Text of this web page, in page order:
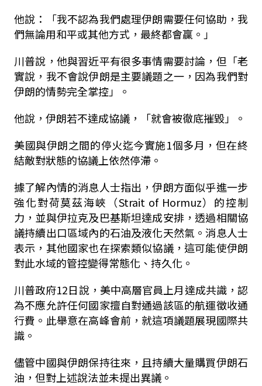
他說：「我不認為我們處理伊朗需要任何協助，我
們無論用和平或其他方式，最終都會贏。」
川普說，他與習近平有很多事情需要討論，但「老
實說，我不會說伊朗是主要議題之一，因為我們對
伊朗的情勢完全掌控」。
他說，伊朗若不達成協議，「就會被徹底摧毀」。
美國與伊朗之間的停火迄今實施1個多月，但在終
結敵對狀態的協議上依然停滯。
據了解內情的消息人士指出，伊朗方面似乎進一步
強化對荷莫茲海峽（Strait of Hormuz）的控制
力，並與伊拉克及巴基斯坦達成安排，透過相關協
議持續出口區域內的石油及液化天然氣。消息人士
表示，其他國家也在探索類似協議，這可能使伊朗
對此水域的管控變得常態化、持久化。
川普政府12日說，美中高層官員上月達成共識，認
為不應允許任何國家擅自對通過該區的航運徵收通
行費。此舉意在高峰會前，就這項議題展現國際共
識。
儘管中國與伊朗保持往來，且持續大量購買伊朗石
油，但對上述說法並未提出異議。